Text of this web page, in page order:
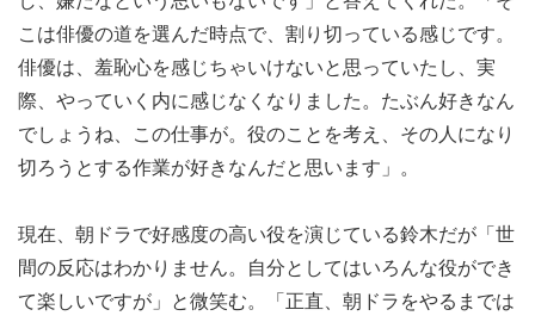
こは俳優の道を選んだ時点で、割り切っている感じです。
俳優は、羞恥心を感じちゃいけないと思っていたし、実
際、やっていく内に感じなくなりました。たぶん好きなん
でしょうね、この仕事が。役のことを考え、その人になり
切ろうとする作業が好きなんだと思います」。
現在、朝ドラで好感度の高い役を演じている鈴木だが「世
間の反応はわかりません。自分としてはいろんな役ができ
て楽しいですが」と微笑む。「正直、朝ドラをやるまでは